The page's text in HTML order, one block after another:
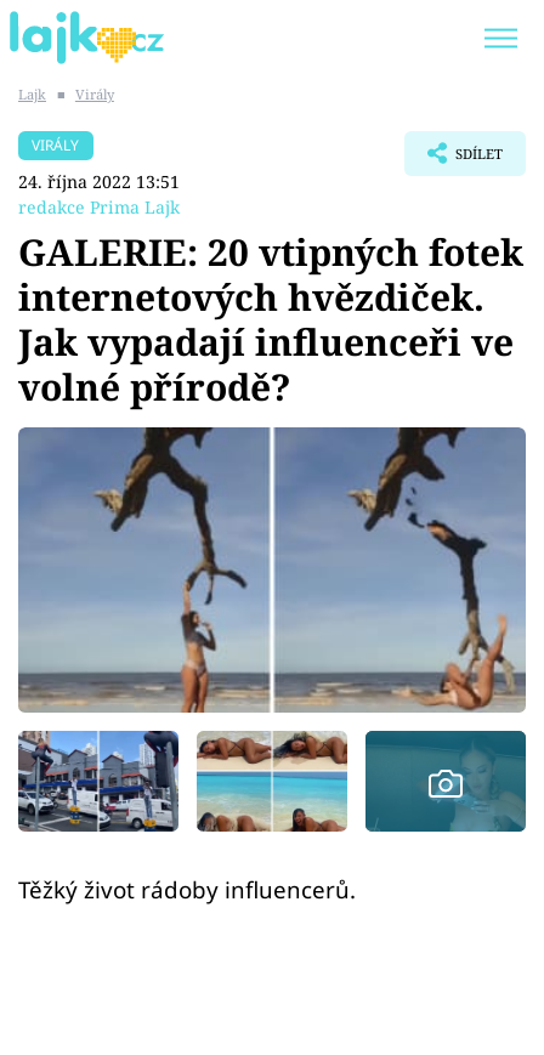
SHOPAHOLICADEL
Témata
Showbyznys
Youtubeři
Virály
Videa
Sledujte prima+
Přihlášení
Sledujte nás
Lajk ■ Virály
VIRÁLY
24. října 2022 13:51
redakce Prima Lajk
SDÍLET
GALERIE: 20 vtipných fotek
internetových hvězdiček.
Jak vypadají influenceři ve
volné přírodě?
Těžký život rádoby influencerů.